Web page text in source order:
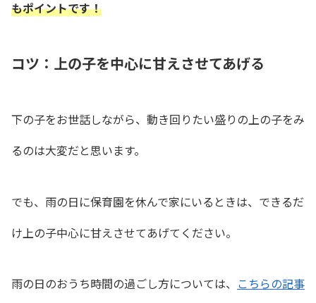
もポイントです！
コツ：上の子を中心に甘えさせてあげる
下の子をお世話しながら、動き回りたい盛りの上の子をみ
るのは大変だと思います。
でも、雨の日に保育園を休んで家にいるときは、できるだ
け上の子中心に甘えさせてあげてください。
雨の日のおうち時間の過ごし方については、 こちらの記事